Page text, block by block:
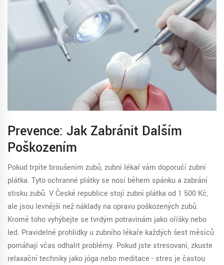
Prevence: Jak Zabránit Dalším
Poškozením
Pokud trpíte broušením zubů, zubní lékař vám doporučí zubní
plátka. Tyto ochranné plátky se nosí během spánku a zabrání
stisku zubů. V České republice stojí zubní plátka od 1 500 Kč,
ale jsou levnější než náklady na opravu poškozených zubů.
Kromě toho vyhýbejte se tvrdým potravinám jako oříšky nebo
led. Pravidelné prohlídky u zubního lékaře každých šest měsíců
pomáhají včas odhalit problémy. Pokud jste stresovaní, zkuste
relaxační techniky jako jóga nebo meditace - stres je častou